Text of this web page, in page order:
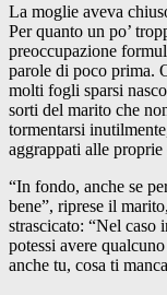
La moglie aveva
Per quanto un po’
preoccupazione
parole di poco prima.
molti fogli sparsi
sorti del marito che
tormentarsi
aggrappati alle
“In fondo, anche se
bene”, riprese il
strascicato: “Nel caso
potessi avere
anche tu, cosa ti